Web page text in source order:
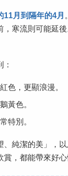
11月到隔年的4月
，寒流則可能延
色，更顯浪漫。
黃色。
特別。
純潔的美」，
，都能帶來好心